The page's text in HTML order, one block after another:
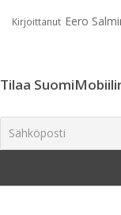
Kirjoittanut Eero
Tilaa